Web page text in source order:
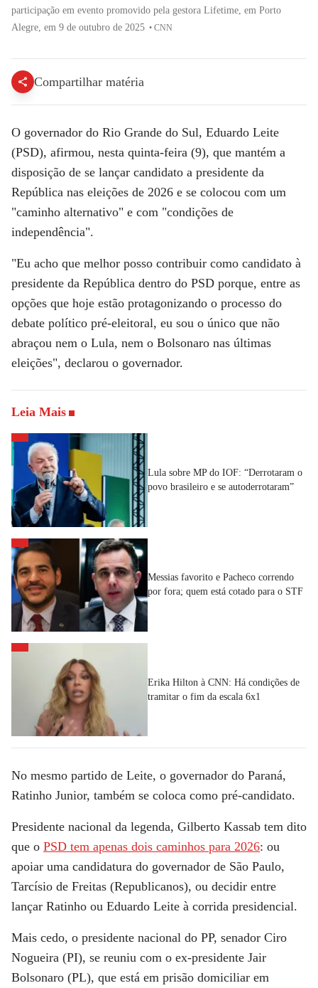
participação em evento promovido pela gestora Lifetime, em Porto
Alegre, em 9 de outubro de 2025 • CNN
Compartilhar matéria
O governador do Rio Grande do Sul, Eduardo Leite
(PSD), afirmou, nesta quinta-feira (9), que mantém a
disposição de se lançar candidato a presidente da
República nas eleições de 2026 e se colocou com um
"caminho alternativo" e com "condições de
independência".
"Eu acho que melhor posso contribuir como candidato à
presidente da República dentro do PSD porque, entre as
opções que hoje estão protagonizando o processo do
debate político pré-eleitoral, eu sou o único que não
abraçou nem o Lula, nem o Bolsonaro nas últimas
eleições", declarou o governador.
Leia Mais
Lula sobre MP do IOF: “Derrotaram o
povo brasileiro e se autoderrotaram”
Messias favorito e Pacheco correndo
por fora; quem está cotado para o STF
Erika Hilton à CNN: Há condições de
tramitar o fim da escala 6x1
No mesmo partido de Leite, o governador do Paraná,
Ratinho Junior, também se coloca como pré-candidato.
Presidente nacional da legenda, Gilberto Kassab tem dito
que o PSD tem apenas dois caminhos para 2026: ou
apoiar uma candidatura do governador de São Paulo,
Tarcísio de Freitas (Republicanos), ou decidir entre
lançar Ratinho ou Eduardo Leite à corrida presidencial.
Mais cedo, o presidente nacional do PP, senador Ciro
Nogueira (PI), se reuniu com o ex-presidente Jair
Bolsonaro (PL), que está em prisão domiciliar em